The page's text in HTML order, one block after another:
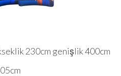
230cm genişlik 400cm